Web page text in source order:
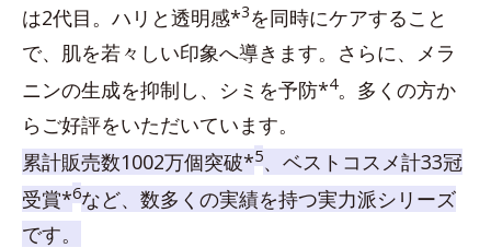
は2代目。ハリと透明感*3を同時にケアすること
で、肌を若々しい印象へ導きます。さらに、メラ
ニンの生成を抑制し、シミを予防*4。多くの方か
らご好評をいただいています。
累計販売数1002万個突破*5、ベストコスメ計33冠
受賞*6など、数多くの実績を持つ実力派シリーズ
です。